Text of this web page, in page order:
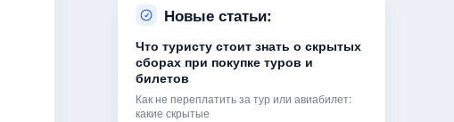
Новые статьи:
Что туристу стоит знать о скрытых
сборах при покупке туров и
билетов
Как не переплатить за тур или авиабилет:
какие скрытые